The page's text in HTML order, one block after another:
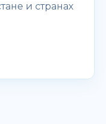
и странах